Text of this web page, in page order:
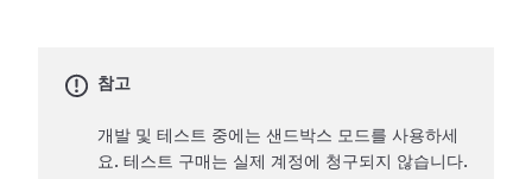
참고
개발 및 테스트 중에는 샌드박스 모드를 사용하세
요. 테스트 구매는 실제 계정에 청구되지 않습니다.